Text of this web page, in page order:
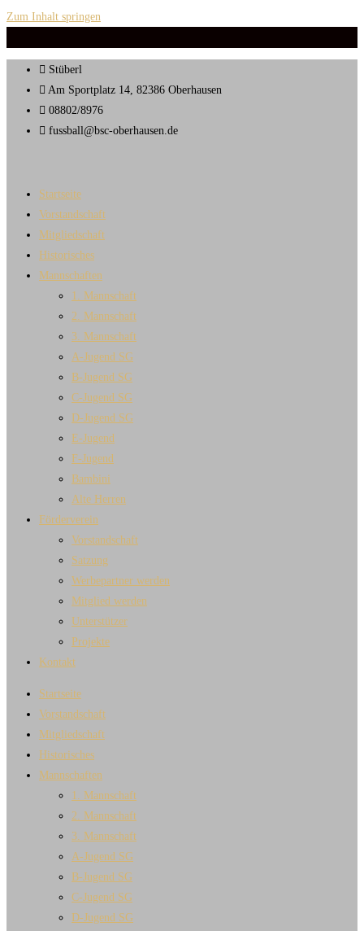
Zum Inhalt springen
Stüberl
Am Sportplatz 14, 82386 Oberhausen
08802/8976
fussball@bsc-oberhausen.de
Startseite
Vorstandschaft
Mitgliedschaft
Historisches
Mannschaften
1. Mannschaft
2. Mannschaft
3. Mannschaft
A-Jugend SG
B-Jugend SG
C-Jugend SG
D-Jugend SG
E-Jugend
F-Jugend
Bambini
Alte Herren
Förderverein
Vorstandschaft
Satzung
Werbepartner werden
Mitglied werden
Unterstützer
Projekte
Kontakt
Startseite
Vorstandschaft
Mitgliedschaft
Historisches
Mannschaften
1. Mannschaft
2. Mannschaft
3. Mannschaft
A-Jugend SG
B-Jugend SG
C-Jugend SG
D-Jugend SG